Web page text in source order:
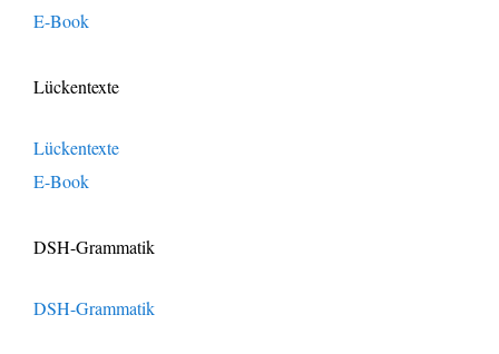
E-Book
Lückentexte
Lückentexte
E-Book
DSH-Grammatik
DSH-Grammatik